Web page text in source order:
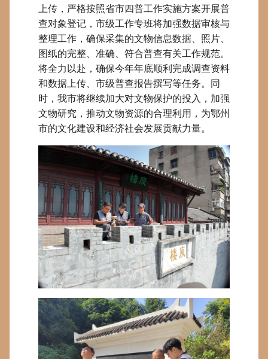
上传，严格按照省市四普工作实施方案开展普
查对象登记，市级工作专班将加强数据审核与
整理工作，确保采集的文物信息数据、照片、
图纸的完整、准确、符合普查有关工作规范。
将全力以赴，确保今年年底顺利完成调查资料
和数据上传、市级普查报告撰写等任务。同
时，我市将继续加大对文物保护的投入，加强
文物研究，推动文物资源的合理利用，为鄂州
市的文化建设和经济社会发展贡献力量。